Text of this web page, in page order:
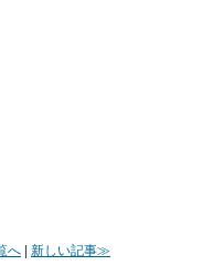
へ 新しい記事≫